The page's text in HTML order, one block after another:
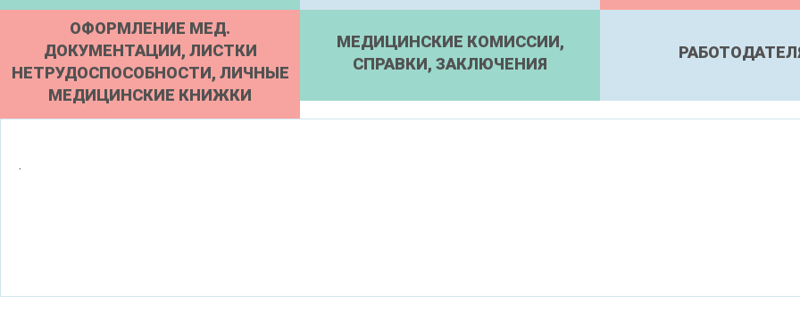
ОФОРМЛЕНИЕ МЕД.
ДОКУМЕНТАЦИИ, ЛИСТКИ
НЕТРУДОСПОСОБНОСТИ, ЛИЧНЫЕ
МЕДИЦИНСКИЕ КНИЖКИ
МЕДИЦИНСКИЕ КОМИССИИ,
СПРАВКИ, ЗАКЛЮЧЕНИЯ
.